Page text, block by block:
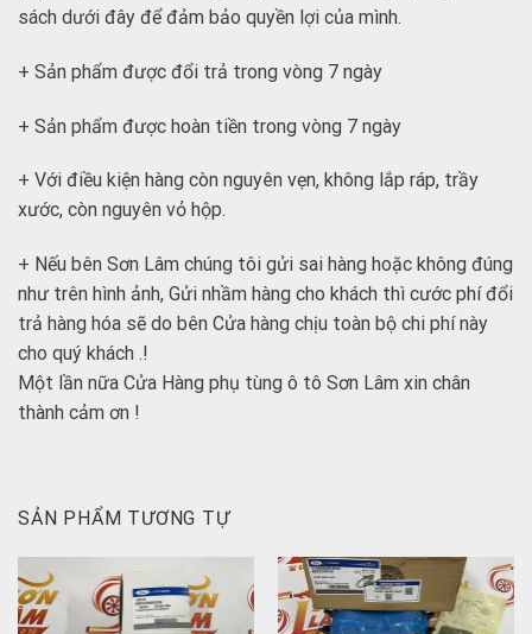
sách dưới đây để đảm bảo quyền lợi của mình.
+ Sản phẩm được đổi trả trong vòng 7 ngày
+ Sản phẩm được hoàn tiền trong vòng 7 ngày
+ Với điều kiện hàng còn nguyên vẹn, không lắp ráp, trầy
xước, còn nguyên vỏ hộp.
+ Nếu bên Sơn Lâm chúng tôi gửi sai hàng hoặc không đúng
như trên hình ảnh, Gửi nhầm hàng cho khách thì cước phí đổi
trả hàng hóa sẽ do bên Cửa hàng chịu toàn bộ chi phí này
cho quý khách .!
Một lần nữa Cửa Hàng phụ tùng ô tô Sơn Lâm xin chân
thành cảm ơn !
SẢN PHẨM TƯƠNG TỰ